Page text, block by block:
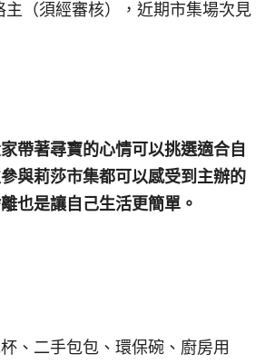
主（須經審核），近期市集場次見
帶著尋寶的心情可以挑選適合自
與莉莎市集都可以感受到主辦的
也是讓自己生活更簡單。
、二手包包、環保碗、廚房用